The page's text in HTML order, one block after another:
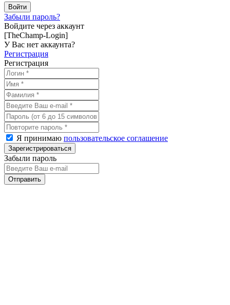
Забыли пароль?
Войдите через аккаунт
[TheChamp-Login]
У Вас нет аккаунта?
Регистрация
Регистрация
Я принимаю пользовательское соглашение
Забыли пароль